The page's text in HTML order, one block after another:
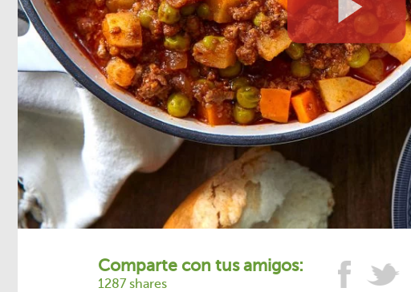
Comparte con tus amigos:
1287 shares